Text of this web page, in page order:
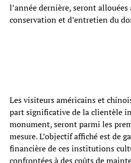
l’année dernière, seront allouées
conservation et d’entretien du
Les visiteurs américains et
part significative de la clientèle
monument, seront parmi les
mesure. L’objectif affiché est de
financière de ces institutions
confrontées à des coûts de